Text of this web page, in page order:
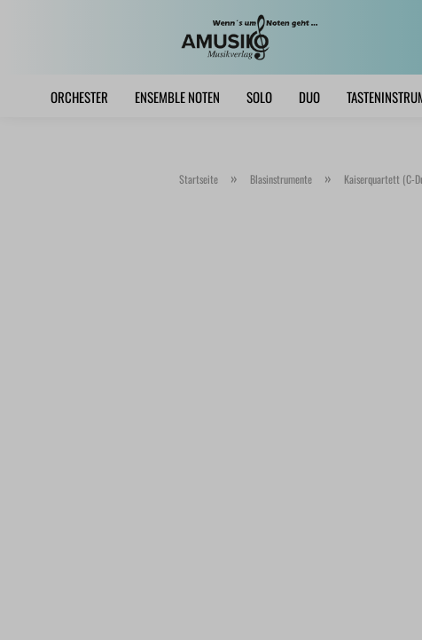
ORCHESTER ENSEMBLE NOTEN SOLO DUO
Startseite » Blasinstrumente » Kaiserquartett (C-